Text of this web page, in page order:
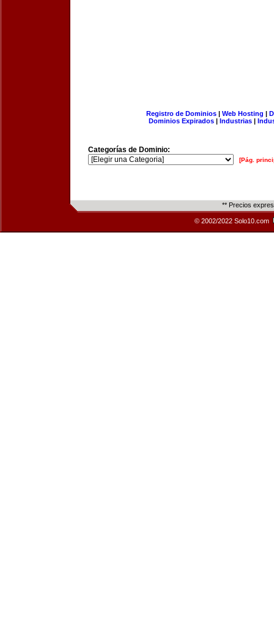
Registro de Dominios| Web Hosting |
Dominios Expirados | Industrias |
Categorías de Dominio:
[Pág.
** Precios
© 2002/2022 Solo10.com